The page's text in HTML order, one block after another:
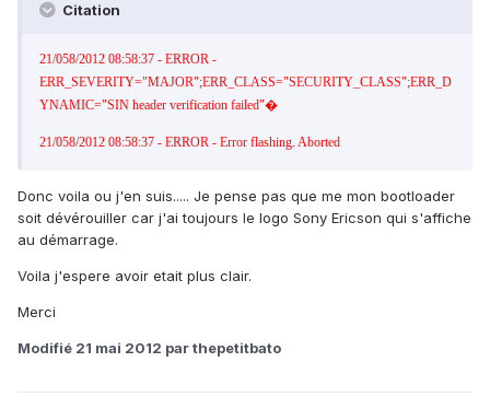
Citation
21/058/2012 08:58:37 - ERROR -
ERR_SEVERITY="MAJOR";ERR_CLASS="SECURITY_CLASS";ERR_D
YNAMIC="SIN header verification failed"�
21/058/2012 08:58:37 - ERROR - Error flashing. Aborted
Donc voila ou j'en suis..... Je pense pas que me mon bootloader
soit dévérouiller car j'ai toujours le logo Sony Ericson qui s'affiche
au démarrage.
Voila j'espere avoir etait plus clair.
Merci
Modifié 21 mai 2012 par thepetitbato